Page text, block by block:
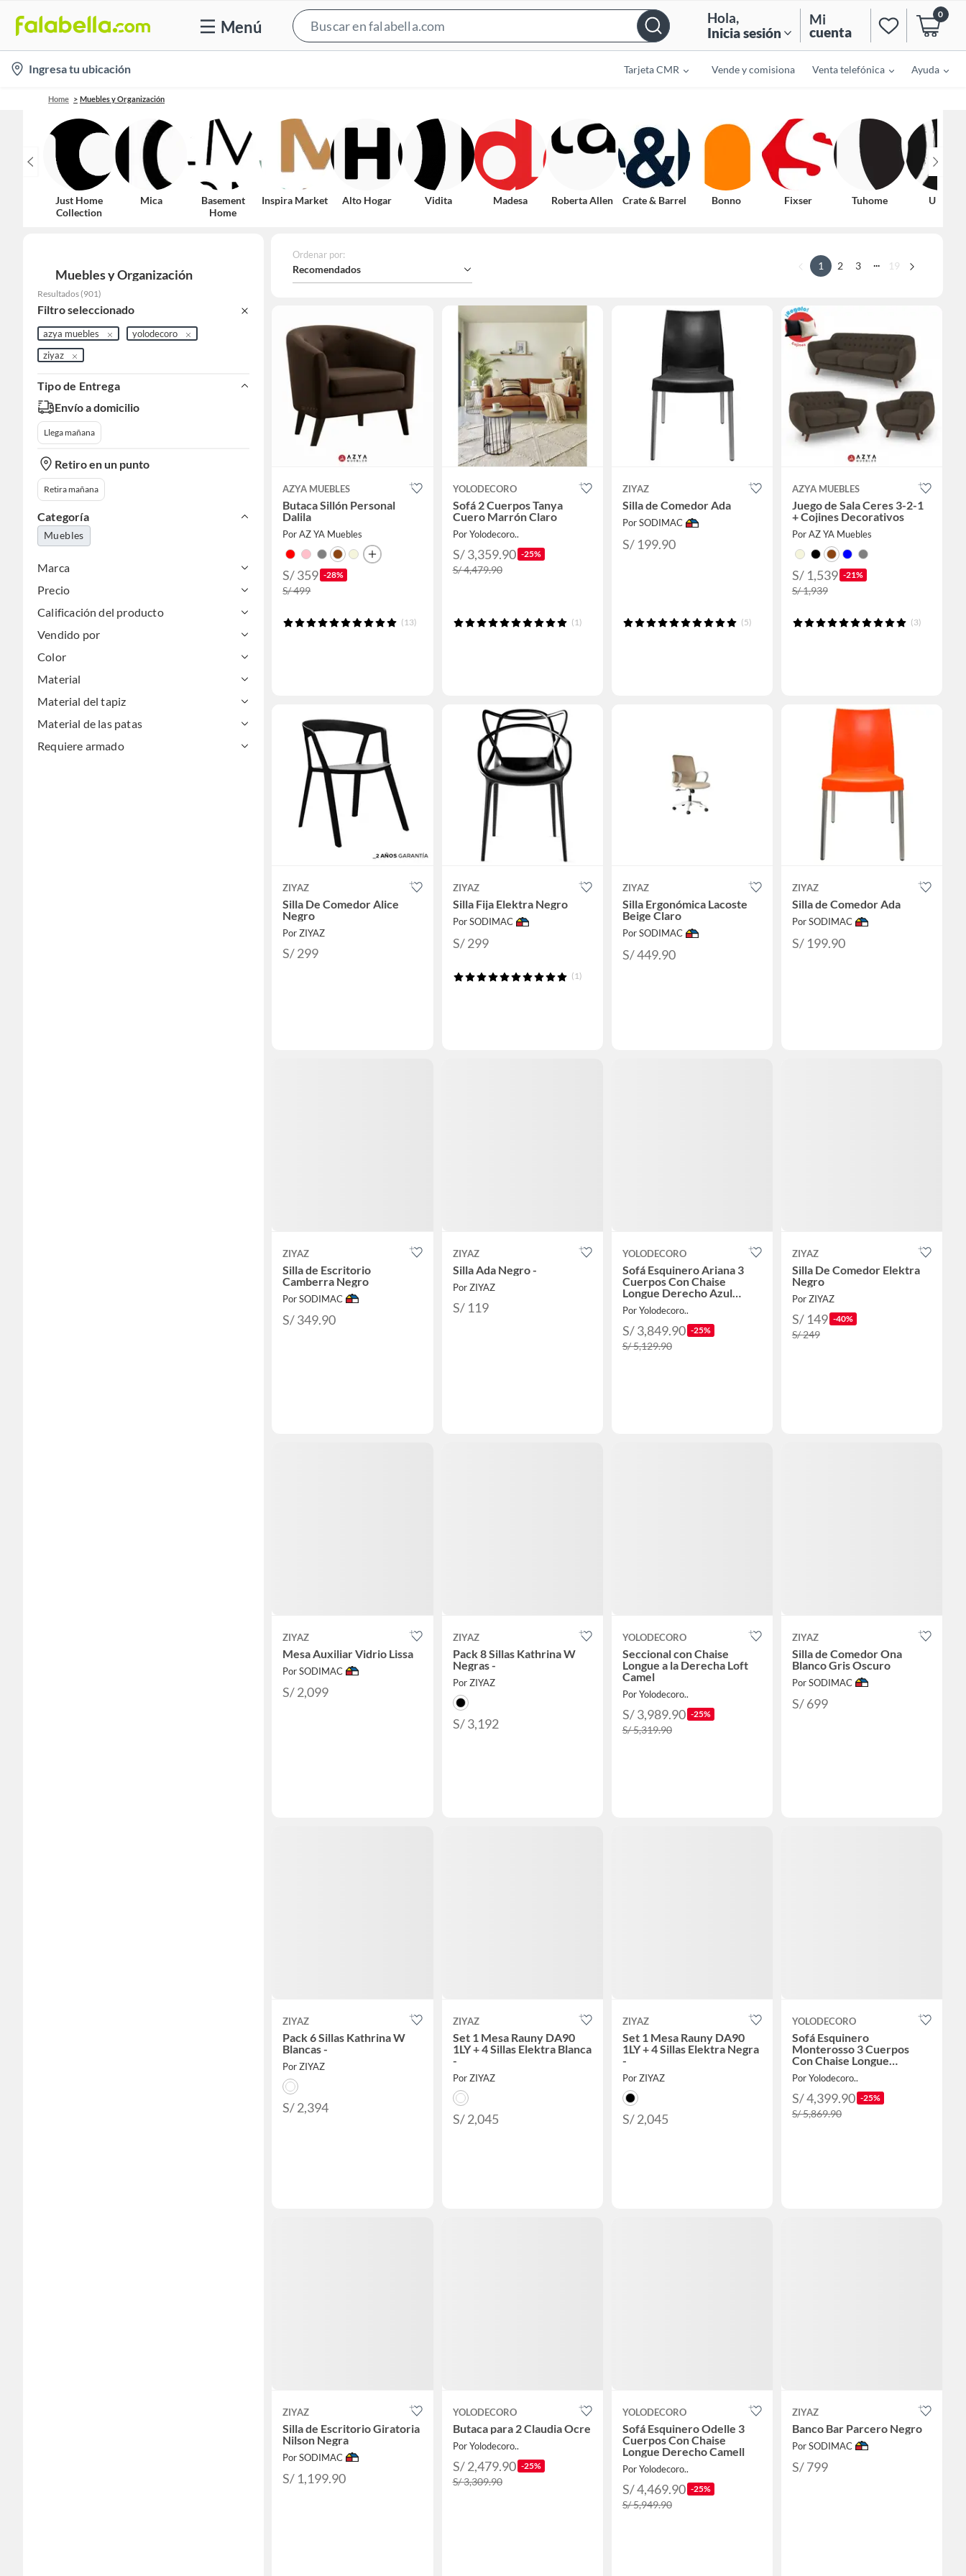
Menú
Bar
Hola,
Inicia sesión
Mi
cuenta
0
location-
icon
Ingresa tu ubicación Tarjeta CMR Vende y comisiona Venta telefónica Ayuda
Home Muebles y Organización
Just Home
Collection
Mica
Basement
Home
Inspira Market Alto Hogar Vidita Madesa Roberta Allen Crate & Barrel Bonno Fixser Tuhome U Buy
Muebles y Organización
Resultados (901)
Filtro seleccionado
azya muebles
yolodecoro
ziyaz
Tipo de Entrega
Envío a domicilio
Llega mañana
Retiro en un punto
Retira mañana
Categoría
Muebles
Marca
Precio
Calificación del producto
Vendido por
Color
Material
Material del tapiz
Material de las patas
Requiere armado
Ordenar por:
Recomendados 1 2 3 ... 19
AZYA MUEBLES
Butaca Sillón Personal
Dalila
Por AZ YA Muebles
S/ 359 -28%
S/ 499
(13)
YOLODECORO
Sofá 2 Cuerpos Tanya
Cuero Marrón Claro
Por Yolodecoro..
S/ 3,359.90 -25%
S/ 4,479.90
(1)
ZIYAZ
Silla de Comedor Ada
Por SODIMAC
S/ 199.90
(5)
AZYA MUEBLES
Juego de Sala Ceres 3-2-1
+ Cojines Decorativos
Por AZ YA Muebles
S/ 1,539 -21%
S/ 1,939
(3)
ZIYAZ
Silla De Comedor Alice
Negro
Por ZIYAZ
S/ 299
ZIYAZ
Silla Fija Elektra Negro
Por SODIMAC
S/ 299
(1)
ZIYAZ
Silla Ergonómica Lacoste
Beige Claro
Por SODIMAC
S/ 449.90
ZIYAZ
Silla de Comedor Ada
Por SODIMAC
S/ 199.90
ZIYAZ
Silla de Escritorio
Camberra Negro
Por SODIMAC
S/ 349.90
ZIYAZ
Silla Ada Negro -
Por ZIYAZ
S/ 119
YOLODECORO
Sofá Esquinero Ariana 3
Cuerpos Con Chaise
Longue Derecho Azul
Zafiro
Por Yolodecoro..
S/ 3,849.90 -25%
S/ 5,129.90
ZIYAZ
Silla De Comedor Elektra
Negro
Por ZIYAZ
S/ 149 -40%
S/ 249
ZIYAZ
Mesa Auxiliar Vidrio Lissa
Por SODIMAC
S/ 2,099
ZIYAZ
Pack 8 Sillas Kathrina W
Negras -
Por ZIYAZ
S/ 3,192
YOLODECORO
Seccional con Chaise
Longue a la Derecha Loft
Camel
Por Yolodecoro..
S/ 3,989.90 -25%
S/ 5,319.90
ZIYAZ
Silla de Comedor Ona
Blanco Gris Oscuro
Por SODIMAC
S/ 699
ZIYAZ
Pack 6 Sillas Kathrina W
Blancas -
Por ZIYAZ
S/ 2,394
ZIYAZ
Set 1 Mesa Rauny DA90
1LY + 4 Sillas Elektra Blanca
-
Por ZIYAZ
S/ 2,045
ZIYAZ
Set 1 Mesa Rauny DA90
1LY + 4 Sillas Elektra Negra
-
Por ZIYAZ
S/ 2,045
YOLODECORO
Sofá Esquinero
Monterosso 3 Cuerpos
Con Chaise Longue
Derecho Gris.
Por Yolodecoro..
S/ 4,399.90 -25%
S/ 5,869.90
ZIYAZ
Silla de Escritorio Giratoria
Nilson Negra
Por SODIMAC
S/ 1,199.90
YOLODECORO
Butaca para 2 Claudia Ocre
Por Yolodecoro..
S/ 2,479.90 -25%
S/ 3,309.90
YOLODECORO
Sofá Esquinero Odelle 3
Cuerpos Con Chaise
Longue Derecho Camell
Por Yolodecoro..
S/ 4,469.90 -25%
S/ 5,949.90
ZIYAZ
Banco Bar Parcero Negro
Por SODIMAC
S/ 799